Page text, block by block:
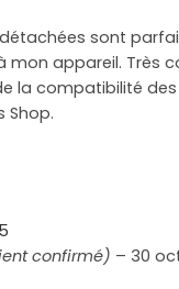
sont
mon appareil. Très
la compatibilité
Shop.
confirmé) – 30